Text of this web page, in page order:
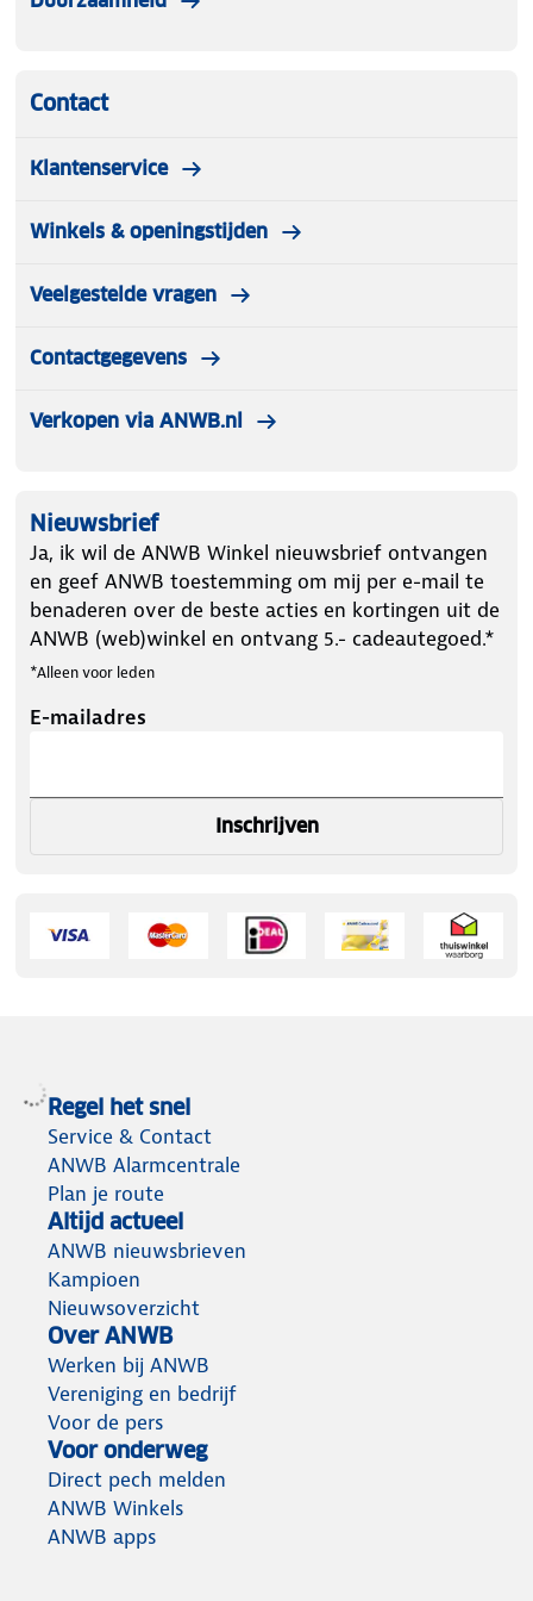
Contact
Klantenservice
Winkels & openingstijden
Veelgestelde vragen
Contactgegevens
Verkopen via ANWB.nl
Nieuwsbrief
Ja, ik wil de ANWB Winkel nieuwsbrief ontvangen
en geef ANWB toestemming om mij per e-mail te
benaderen over de beste acties en kortingen uit de
ANWB (web)winkel en ontvang 5.- cadeautegoed.*
*Alleen voor leden
E-mailadres
Inschrijven
Regel het snel
Service & Contact
ANWB Alarmcentrale
Plan je route
Altijd actueel
ANWB nieuwsbrieven
Kampioen
Nieuwsoverzicht
Over ANWB
Werken bij ANWB
Vereniging en bedrijf
Voor de pers
Voor onderweg
Direct pech melden
ANWB Winkels
ANWB apps